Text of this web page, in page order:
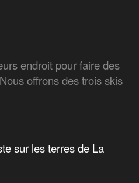
endroit pour faire des
offrons des trois skis
sur les terres de La